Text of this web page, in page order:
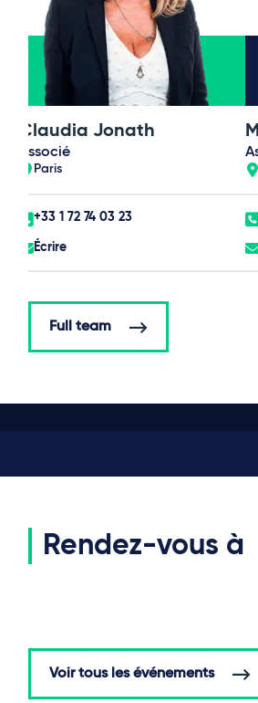
Claudia Jonath
Associé
Paris
+33 1 72 74 03 23
Écrire
Full team
Rendez-vous à
Voir tous les événements